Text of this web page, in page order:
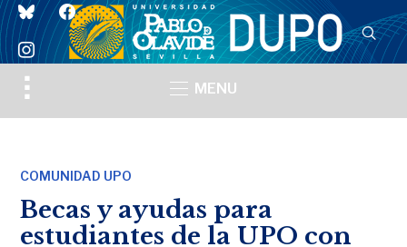
blueskyfacebook
instagram
Toggle
sidebar
MENU
COMUNIDAD UPO
Becas y ayudas para
estudiantes de la UPO con